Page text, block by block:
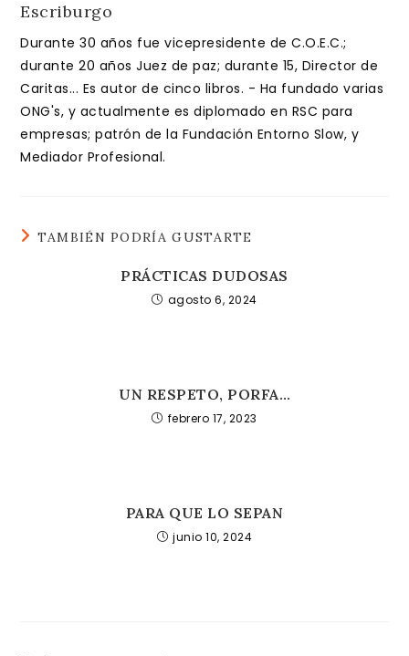
Escriburgo
Durante 30 años fue vicepresidente de C.O.E.C.;
durante 20 años Juez de paz; durante 15, Director de
Caritas... Es autor de cinco libros. - Ha fundado varias
ONG's, y actualmente es diplomado en RSC para
empresas; patrón de la Fundación Entorno Slow, y
Mediador Profesional.
TAMBIÉN PODRÍA GUSTARTE
PRÁCTICAS DUDOSAS
agosto 6, 2024
UN RESPETO, PORFA…
febrero 17, 2023
PARA QUE LO SEPAN
junio 10, 2024